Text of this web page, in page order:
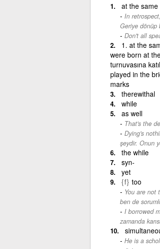
at the same
In
Geriye dönüp
Don't all
1. at the
were born at
turnuvasına
played in the
marks
therewithal
while
as well
That's the
Dying's
şeydir. Onun
the while
syn-
yet
{f} too
You are not
ben de
I borrowed
zamanda
He is a